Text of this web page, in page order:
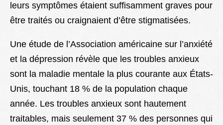
leurs symptômes étaient suffisamment graves pour
être traités ou craignaient d’être stigmatisées.
Une étude de l’Association américaine sur l’anxiété
et la dépression révèle que les troubles anxieux
sont la maladie mentale la plus courante aux États-
Unis, touchant 18 % de la population chaque
année. Les troubles anxieux sont hautement
traitables, mais seulement 37 % des personnes qui